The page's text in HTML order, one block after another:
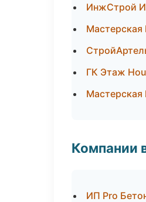
ИнжСтрой
ГК Этаж
Компании
ИП Pro